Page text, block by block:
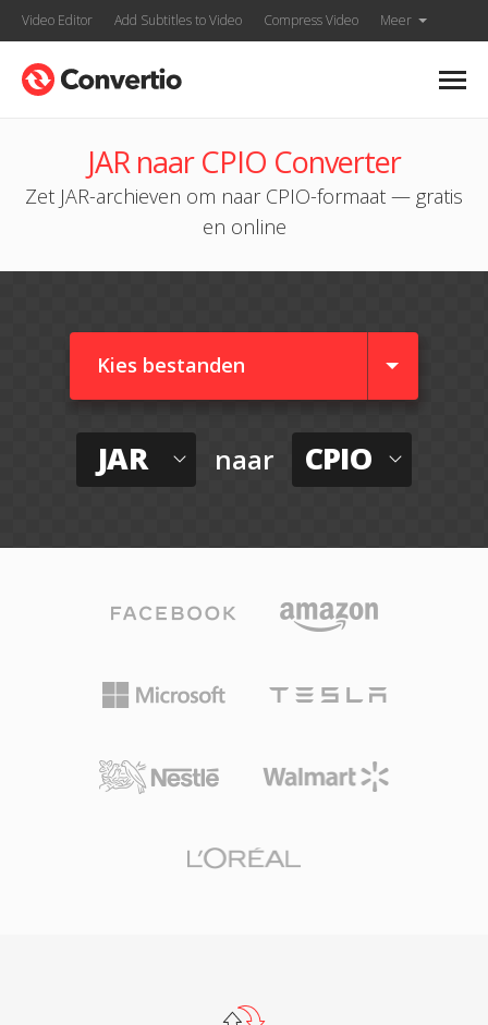
Video Editor Add Subtitles to Video Compress Video Meer
JAR naar CPIO Converter
Zet JAR-archieven om naar CPIO-formaat — gratis
en online
Kies bestanden
JAR naar CPIO